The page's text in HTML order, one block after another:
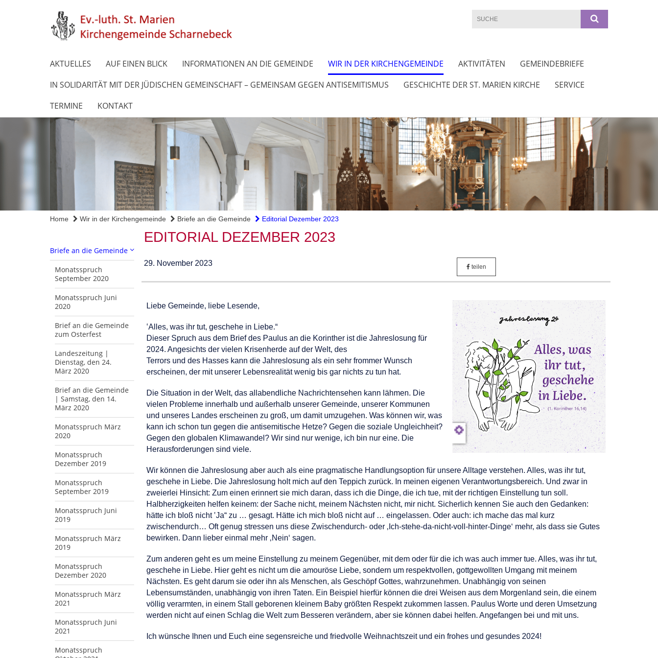
AKTUELLES AUF EINEN BLICK INFORMATIONEN AN DIE GEMEINDE WIR IN DER KIRCHENGEMEINDE AKTIVITÄTEN
GEMEINDEBRIEFE
IN SOLIDARITÄT MIT DER JÜDISCHEN GEMEINSCHAFT – GEMEINSAM GEGEN ANTISEMITISMUS
GESCHICHTE DER ST. MARIEN KIRCHE
SERVICE
TERMINE
KONTAKT
Home Wir in der Kirchengemeinde Briefe an die Gemeinde Editorial Dezember 2023
Briefe an die Gemeinde
Monatsspruch
September 2020
Monatsspruch Juni
2020
Brief an die Gemeinde
zum Osterfest
Landeszeitung |
Dienstag, den 24.
März 2020
Brief an die Gemeinde
| Samstag, den 14.
März 2020
Monatsspruch März
2020
Monatsspruch
Dezember 2019
Monatsspruch
September 2019
Monatsspruch Juni
2019
Monatsspruch März
2019
Monatsspruch
Dezember 2020
Monatsspruch März
2021
Monatsspruch Juni
2021
Monatsspruch
EDITORIAL DEZEMBER 2023
29. November 2023 teilen
Liebe Gemeinde, liebe Lesende,
‛Alles, was ihr tut, geschehe in Liebe.“
Dieser Spruch aus dem Brief des Paulus an die Korinther ist die Jahreslosung für
2024. Angesichts der vielen Krisenherde auf der Welt, des
Terrors und des Hasses kann die Jahreslosung als ein sehr frommer Wunsch
erscheinen, der mit unserer Lebensrealität wenig bis gar nichts zu tun hat.
Die Situation in der Welt, das allabendliche Nachrichtensehen kann lähmen. Die
vielen Probleme innerhalb und außerhalb unserer Gemeinde, unserer Kommunen
und unseres Landes erscheinen zu groß, um damit umzugehen. Was können wir, was
kann ich schon tun gegen die antisemitische Hetze? Gegen die soziale Ungleichheit?
Gegen den globalen Klimawandel? Wir sind nur wenige, ich bin nur eine. Die
Herausforderungen sind viele.
Wir können die Jahreslosung aber auch als eine pragmatische Handlungsoption für unsere Alltage verstehen. Alles, was ihr tut,
geschehe in Liebe. Die Jahreslosung holt mich auf den Teppich zurück. In meinen eigenen Verantwortungsbereich. Und zwar in
zweierlei Hinsicht: Zum einen erinnert sie mich daran, dass ich die Dinge, die ich tue, mit der richtigen Einstellung tun soll.
Halbherzigkeiten helfen keinem: der Sache nicht, meinem Nächsten nicht, mir nicht. Sicherlich kennen Sie auch den Gedanken:
hätte ich bloß nicht ‛Ja“ zu … gesagt. Hätte ich mich bloß nicht auf … eingelassen. Oder auch: ich mache das mal kurz
zwischendurch… Oft genug stressen uns diese Zwischendurch- oder ‚Ich-stehe-da-nicht-voll-hinter-Dinge‘ mehr, als dass sie Gutes
bewirken. Dann lieber einmal mehr ‚Nein‘ sagen.
Zum anderen geht es um meine Einstellung zu meinem Gegenüber, mit dem oder für die ich was auch immer tue. Alles, was ihr tut,
geschehe in Liebe. Hier geht es nicht um die amouröse Liebe, sondern um respektvollen, gottgewollten Umgang mit meinem
Nächsten. Es geht darum sie oder ihn als Menschen, als Geschöpf Gottes, wahrzunehmen. Unabhängig von seinen
Lebensumständen, unabhängig von ihren Taten. Ein Beispiel hierfür können die drei Weisen aus dem Morgenland sein, die einem
völlig verarmten, in einem Stall geborenen kleinem Baby größten Respekt zukommen lassen. Paulus Worte und deren Umsetzung
werden nicht auf einen Schlag die Welt zum Besseren verändern, aber sie können dabei helfen. Angefangen bei und mit uns.
Ich wünsche Ihnen und Euch eine segensreiche und friedvolle Weihnachtszeit und ein frohes und gesundes 2024!